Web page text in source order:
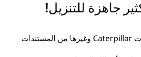
جاهزة للتنزيل!
تتوفر كتيبات منتجات Caterpillar وغيرها من المستندات